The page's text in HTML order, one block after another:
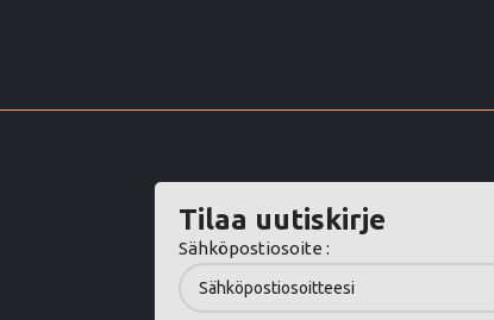
Tilaa uutiskirje
Sähköpostiosoite :